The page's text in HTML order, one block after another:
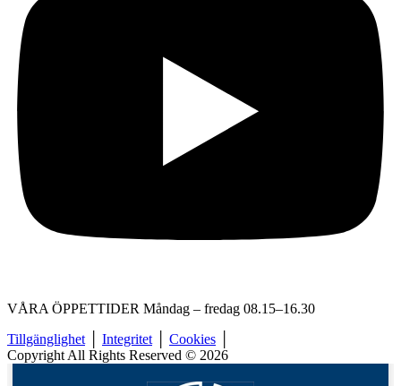
VÅRA ÖPPETTIDER Måndag – fredag 08.15–16.30
Tillgänglighet
Integritet Cookies
Copyright All Rights Reserved © 2026